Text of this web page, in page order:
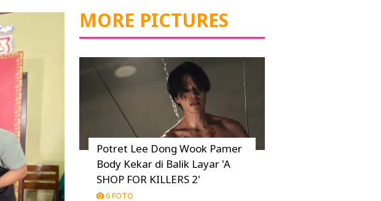
MORE PICTURES
Potret Lee Dong Wook Pamer
Body Kekar di Balik Layar 'A
SHOP FOR KILLERS 2'
6 FOTO